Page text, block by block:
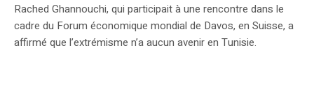
Rached Ghannouchi, qui participait à une rencontre dans le
cadre du Forum économique mondial de Davos, en Suisse, a
affirmé que l’extrémisme n’a aucun avenir en Tunisie.